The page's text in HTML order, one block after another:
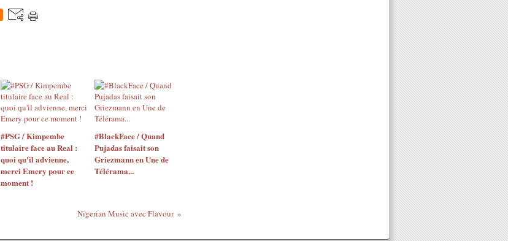
#PSG / Kimpembe
titulaire face au Real :
quoi qu'il advienne,
merci Emery pour ce
moment !
#BlackFace / Quand
Pujadas faisait son
Griezmann en Une de
Télérama...
Nigerian Music avec Flavour